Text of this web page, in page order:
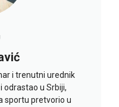
i trenutni urednik
odrastao u Srbiji,
sportu pretvorio u